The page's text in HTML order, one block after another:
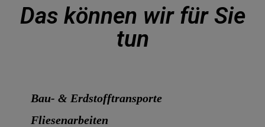
Das können wir für Sie
tun
Bau- & Erdstofftransporte
Fliesenarbeiten